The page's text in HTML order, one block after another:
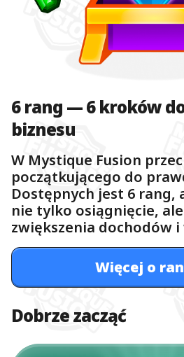
6 rang — 6 kroków
biznesu
W Mystique Fusion
początkującego do
Dostępnych jest 6 rang,
nie tylko osiągnięcie,
zwiększenia dochodów i
Więcej o
Dobrze zacząć